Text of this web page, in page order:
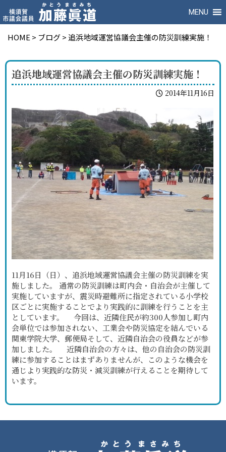
MENU
HOME > ブログ>追浜地域運営協議会主催の防災訓練実施！
追浜地域運営協議会主催の防災訓練実施！
2014年11月16日
11月16日（日）、追浜地域運営協議会主催の防災訓練を実
施しました。 通常の防災訓練は町内会・自治会が主催して
実施していますが、震災時避難所に指定されている小学校
区ごとに実施することでより実践的に訓練を行うことを主
としています。 今回は、近隣住民が約300人参加し町内
会単位では参加されない、工業会や防災協定を結んでいる
関東学院大学、郵便局そして、近隣自治会の役員などが参
加しました。 近隣自治会の方々は、他の自治会の防災訓
練に参加することはまずありませんが、このような機会を
通じより実践的な防災・減災訓練が行えることを期待して
います。